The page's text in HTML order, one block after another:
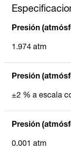
Presión
1.974 atm
Presión
±2 % a escala
Presión
0.001 atm